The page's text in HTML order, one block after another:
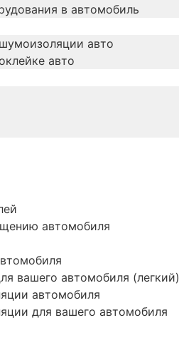
в автомобиль
авто
авто
автомобиля
вашего автомобиля (легкий)
автомобиля
для вашего автомобиля